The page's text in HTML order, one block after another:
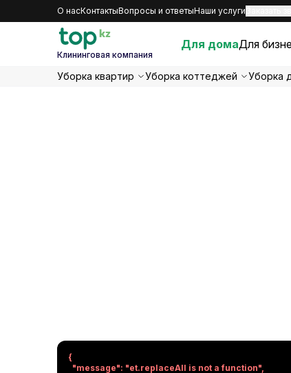
О насКонтактыВопросы и ответыНаши услуги
Клининговая компания
Для домаДля
Уборка квартир Уборка коттеджей Уборка
{